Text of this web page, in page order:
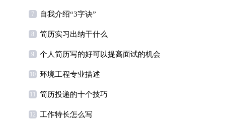
7 自我介绍“3字诀”
8 简历实习出纳干什么
9 个人简历写的好可以提高面试的机会
10 环境工程专业描述
11 简历投递的十个技巧
12 工作特长怎么写